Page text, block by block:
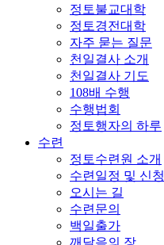
정토불교대학
정토경전대학
자주 묻는 질문
천일결사 소개
천일결사 기도
108배 수행
수행법회
정토행자의 하루
수련
정토수련원 소개
수련일정 및 신청
오시는 길
수련문의
백일출가
깨달음의 장